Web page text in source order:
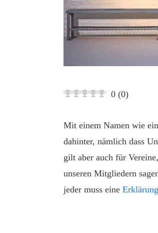
0 (0)
Mit einem Namen wie
dahinter, nämlich dass
gilt aber auch für
unseren Mitgliedern
jeder muss eine Erklärung